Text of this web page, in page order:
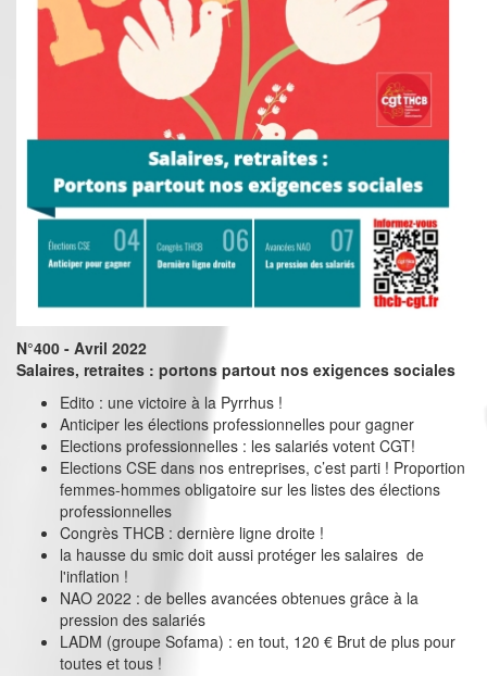
N°400 - Avril 2022
Salaires, retraites : portons partout nos exigences sociales
Edito : une victoire à la Pyrrhus !
Anticiper les élections professionnelles pour gagner
Elections professionnelles : les salariés votent CGT!
Elections CSE dans nos entreprises, c’est parti ! Proportion
femmes-hommes obligatoire sur les listes des élections
professionnelles
Congrès THCB : dernière ligne droite !
la hausse du smic doit aussi protéger les salaires de
l'inflation !
NAO 2022 : de belles avancées obtenues grâce à la
pression des salariés
LADM (groupe Sofama) : en tout, 120 € Brut de plus pour
toutes et tous !